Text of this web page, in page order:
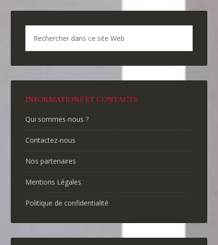
INFORMATIONS ET CONTACTS
Qui sommes-nous ?
Contactez-nous
Nos partenaires
Mentions Légales
Politique de confidentialité